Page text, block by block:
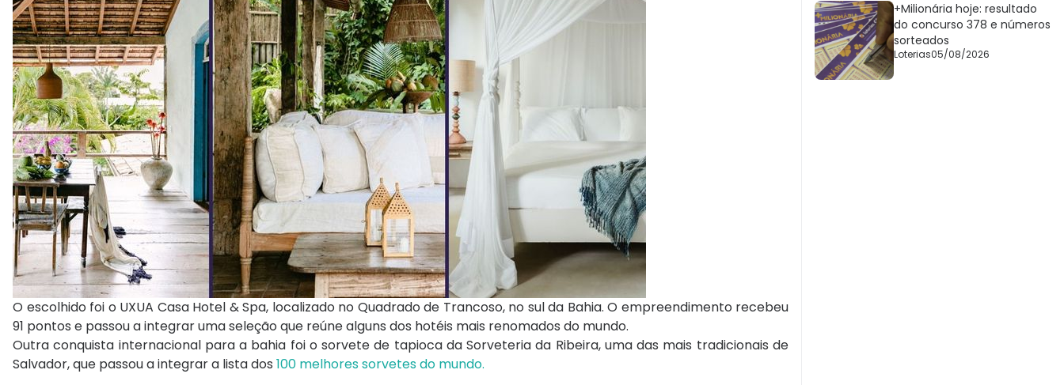
O escolhido foi o UXUA Casa Hotel & Spa, localizado no Quadrado de Trancoso, no sul da Bahia. O empreendimento recebeu
91 pontos e passou a integrar uma seleção que reúne alguns dos hotéis mais renomados do mundo.
Outra conquista internacional para a bahia foi o sorvete de tapioca da Sorveteria da Ribeira, uma das mais tradicionais de
Salvador, que passou a integrar a lista dos 100 melhores sorvetes do mundo.
+Milionária hoje: resultado
do concurso 378 e números
sorteados
Loterias05/08/2026